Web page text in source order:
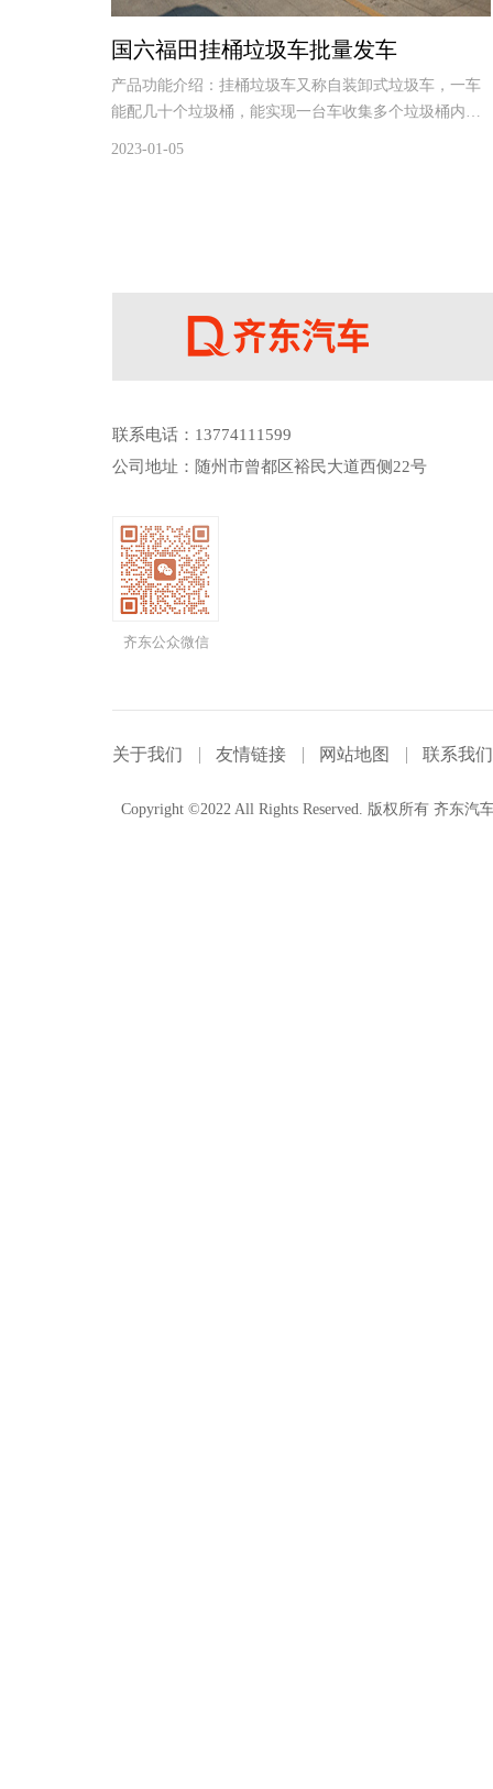
国六福田挂桶垃圾车批量发车
产品功能介绍：挂桶垃圾车又称自装卸式垃圾车，一车
能配几十个垃圾桶，能实现一台车收集多个垃圾桶内的
2023-01-05
联系电话：13774111599
公司地址：随州市曾都区裕民大道西侧22号
齐东公众微信
关于我们 友情链接 网站地图 联系我们
Copyright ©2022 All Rights Reserved. 版权所有 齐东汽